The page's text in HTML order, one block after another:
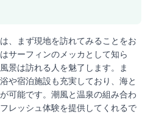
、まず現地を訪れてみることをお
サーフィンのメッカとして知ら
景は訪れる人を魅了します。ま
や宿泊施設も充実しており、海と
可能です。潮風と温泉の組み合わ
レッシュ体験を提供してくれるで